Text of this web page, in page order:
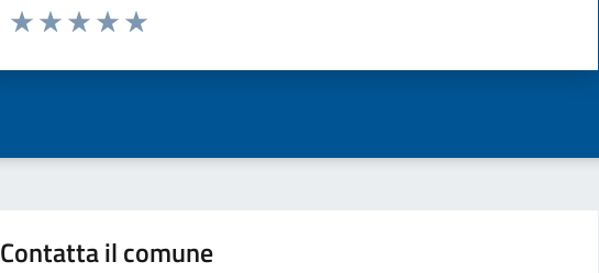
Valuta da 1 a 5 stelle la pagina
Contatta il comune